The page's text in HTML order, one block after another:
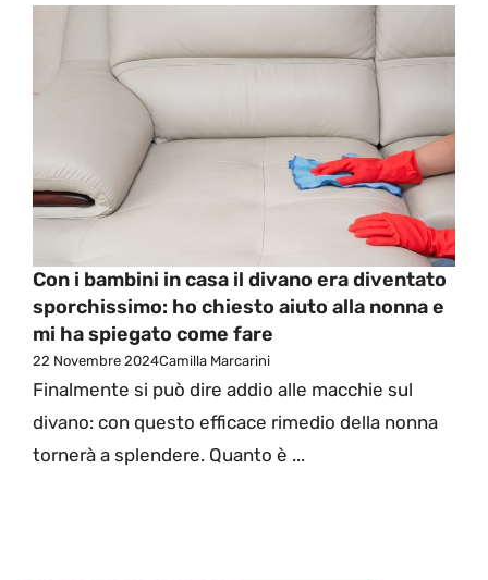
Con i bambini in casa il divano era diventato
sporchissimo: ho chiesto aiuto alla nonna e
mi ha spiegato come fare
22 Novembre 2024Camilla Marcarini
Finalmente si può dire addio alle macchie sul
divano: con questo efficace rimedio della nonna
tornerà a splendere. Quanto è ...